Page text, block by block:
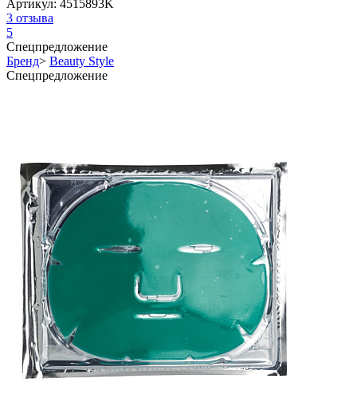
Артикул: 4515893K
3 отзыва
5
Спецпредложение
Бренд> Beauty Style
Спецпредложение